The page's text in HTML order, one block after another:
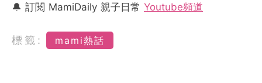
🔔 訂閱 MamiDaily 親子日常 Youtube頻道
標籤: mami熱話